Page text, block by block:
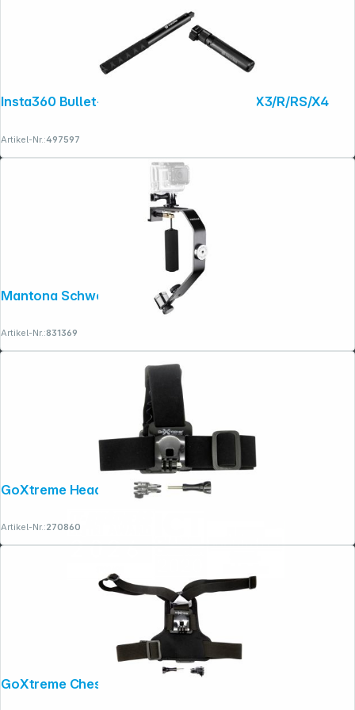
Insta360 Bullet-Time Bundle für One X2/X3/R/RS/X4
Artikel-Nr.:497597
Mantona Schwebestativ für GoPro
Artikel-Nr.:831369
GoXtreme Head-Strap-Mount 2016
Artikel-Nr.:270860
GoXtreme Chest-Mount
Copyright © 2001 - 2026 dexxIT. Alle Rechte vorbehalten.